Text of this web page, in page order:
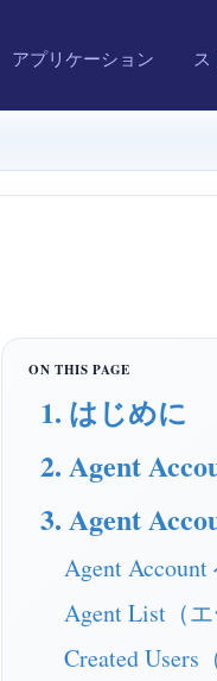
アプリケーション ス
1. はじめに
2. Agent
3. Agent
Agent
Agent List（
Created Users